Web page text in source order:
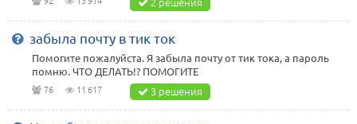
забыла почту в тик ток
Помогите пожалуйста. Я забыла почту от тик тока, а пароль
помню. ЧТО ДЕЛАТЬ!? ПОМОГИТЕ
76 11 617 3 решения